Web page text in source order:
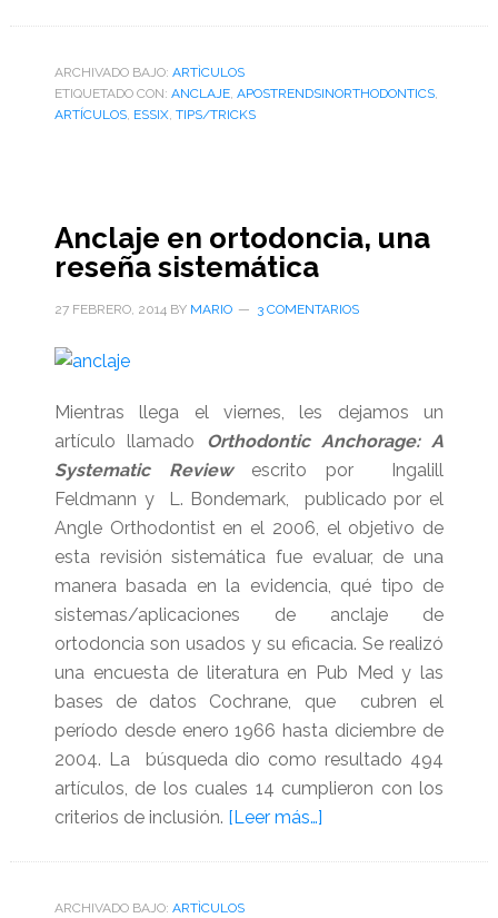
essix
usado
como
anclaje
estético
ARCHIVADO BAJO: ARTÌCULOS
ETIQUETADO CON: ANCLAJE, APOSTRENDSINORTHODONTICS,
ARTÍCULOS, ESSIX, TIPS/TRICKS
Anclaje en ortodoncia, una
reseña sistemática
27 FEBRERO, 2014BY MARIO 3 COMENTARIOS
Mientras llega el viernes, les dejamos un
artículo llamado Orthodontic Anchorage: A
Systematic Reviewescrito por Ingalill
Feldmann y L. Bondemark, publicado por el
Angle Orthodontist en el 2006, el objetivo de
esta revisión sistemática fue evaluar, de una
manera basada en la evidencia, qué tipo de
sistemas/aplicaciones de anclaje de
ortodoncia son usados y su eficacia. Se realizó
una encuesta de literatura en Pub Med y las
bases de datos Cochrane, que cubren el
período desde enero 1966 hasta diciembre de
2004. La búsqueda dio como resultado 494
artículos, de los cuales 14 cumplieron con los
criterios de inclusión. [Leer más…]acerca
ARCHIVADO BAJO: ARTÌCULOS